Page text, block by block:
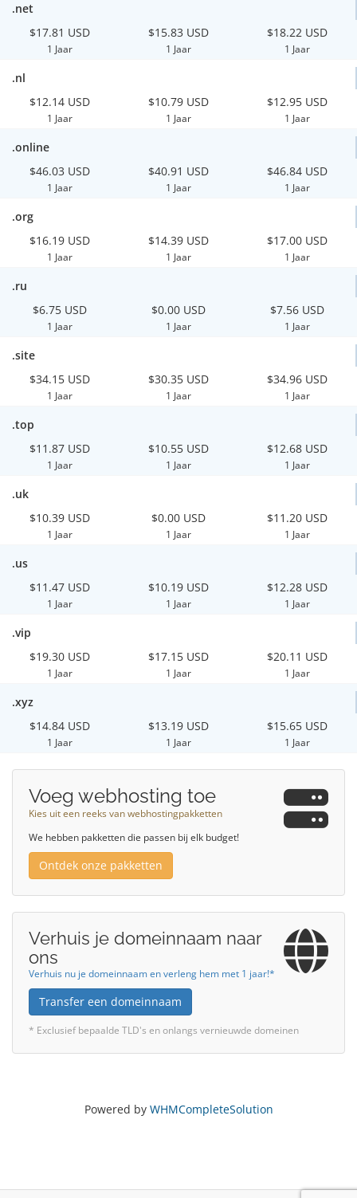
.net
$17.81 USD
1 Jaar
$15.83 USD
1 Jaar
$18.22 USD
1 Jaar
.nl
$12.14 USD
1 Jaar
$10.79 USD
1 Jaar
$12.95 USD
1 Jaar
.online
$46.03 USD
1 Jaar
$40.91 USD
1 Jaar
$46.84 USD
1 Jaar
.org
$16.19 USD
1 Jaar
$14.39 USD
1 Jaar
$17.00 USD
1 Jaar
.ru
$6.75 USD
1 Jaar
$0.00 USD
1 Jaar
$7.56 USD
1 Jaar
.site
$34.15 USD
1 Jaar
$30.35 USD
1 Jaar
$34.96 USD
1 Jaar
.top
$11.87 USD
1 Jaar
$10.55 USD
1 Jaar
$12.68 USD
1 Jaar
.uk
$10.39 USD
1 Jaar
$0.00 USD
1 Jaar
$11.20 USD
1 Jaar
.us
$11.47 USD
1 Jaar
$10.19 USD
1 Jaar
$12.28 USD
1 Jaar
.vip
$19.30 USD
1 Jaar
$17.15 USD
1 Jaar
$20.11 USD
1 Jaar
.xyz
$14.84 USD
1 Jaar
$13.19 USD
1 Jaar
$15.65 USD
1 Jaar
Voeg webhosting toe
Kies uit een reeks van webhostingpakketten
We hebben pakketten die passen bij elk budget!
Ontdek onze pakketten
Verhuis je domeinnaam naar
ons
Verhuis nu je domeinnaam en verleng hem met 1 jaar!*
Transfer een domeinnaam
* Exclusief bepaalde TLD's en onlangs vernieuwde domeinen
Powered by WHMCompleteSolution